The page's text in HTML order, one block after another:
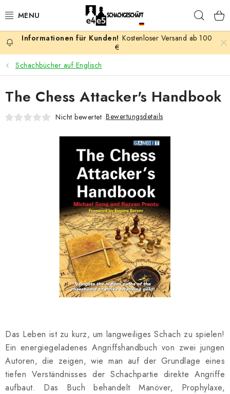
Inhalt
AKTION
SCHACHSPIELE
SCHACHFIGUREN
SCHACHBRETTER
SCHACH-ANTIQUITÄTENLADEN
SCHACH ONLINE
SCHACH-MERCH
SCHACH GESCHENKE
KONTAKT
Kontakt FAQ Über uns
Schachblog
Geschäftsbedingungen
Kostenloser Versand ab 100
€
Schachbücher auf Englisch
Das Leben ist zu kurz, um langweiliges Schach zu spielen!
Ein energiegeladenes Angriffshandbuch von zwei jungen
Autoren, die zeigen, wie man auf der Grundlage eines
tiefen Verständnisses der Schachpartie direkte Angriffe
aufbaut. Das Buch behandelt Manöver, Prophylaxe,
The Chess Attacker's Handbook
Nicht bewertet Bewertungsdetails